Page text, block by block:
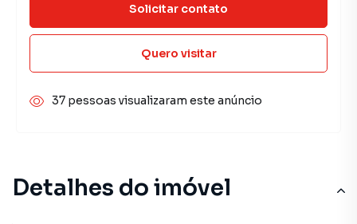
Detalhes do imóvel
Solicitar contato
Quero visitar
37 pessoas visualizaram este anúncio